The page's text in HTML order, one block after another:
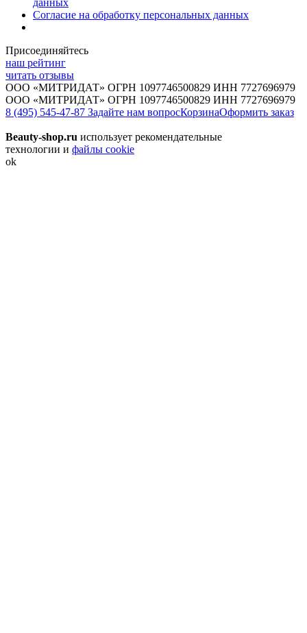
Согласие на обработку персональных данных
Присоединяйтесь
наш рейтинг
читать отзывы
ООО «МИТРИДАТ» ОГРН 1097746500829 ИНН 7727696979
ООО «МИТРИДАТ» ОГРН 1097746500829 ИНН 7727696979
8 (495) 545-47-87 Задайте нам вопросКорзинаОформить заказ
Beauty-shop.ru использует рекомендательные
технологии и файлы cookie
ok